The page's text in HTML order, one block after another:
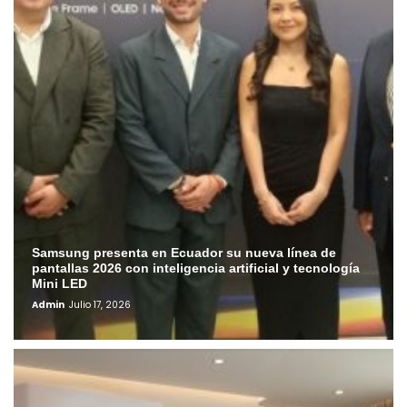
Samsung presenta en Ecuador su nueva línea de
pantallas 2026 con inteligencia artificial y tecnología
Mini LED
Admin Julio 17, 2026